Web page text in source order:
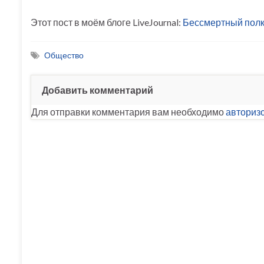
Этот пост в моём блоге LiveJournal: Бессмертный полк
Общество
Добавить комментарий
Для отправки комментария вам необходимо